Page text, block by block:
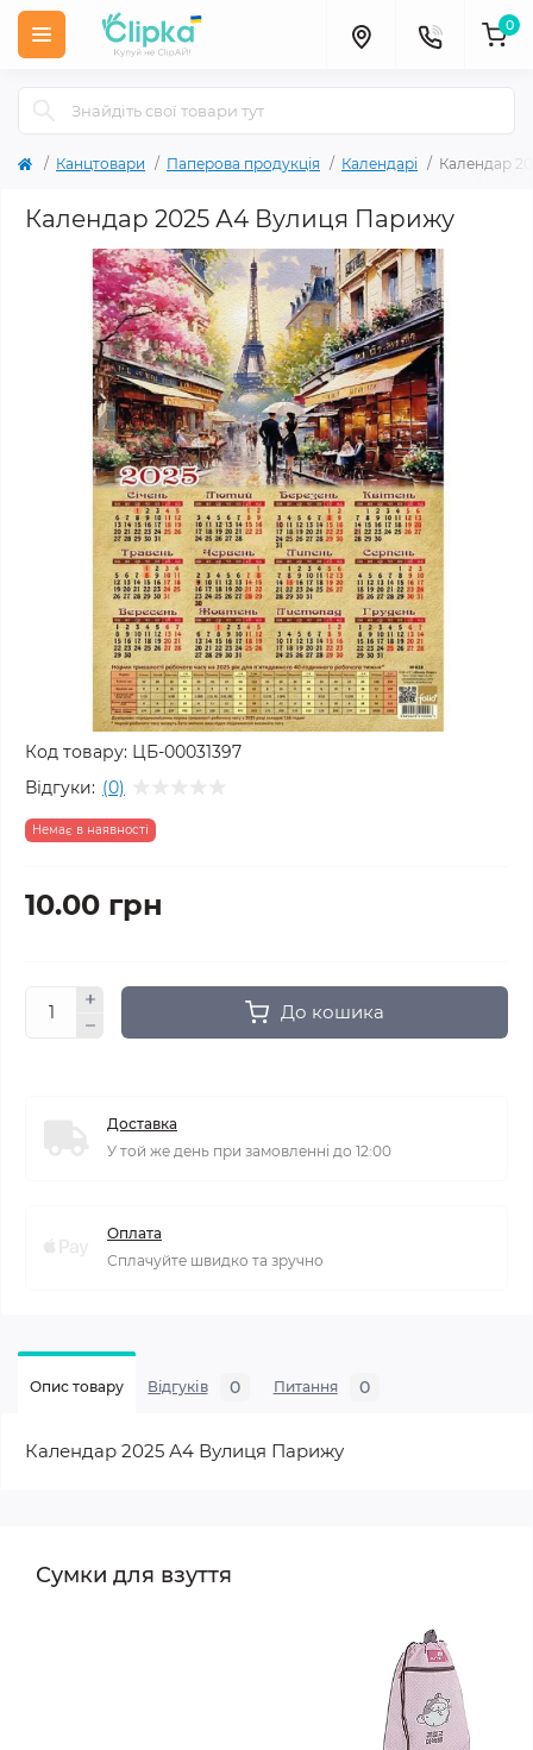
0
Канцтовари Паперова продукція Календарі Календар
Календар 2025 А4 Вулиця Парижу
Код товару: ЦБ-00031397
Відгуки: (0)
Немає в наявності
10.00 грн
До кошика
Доставка
У той же день при замовленні до 12:00
Оплата
Сплачуйте швидко та зручно
Опис товару Відгуків 0 Питання 0
Календар 2025 А4 Вулиця Парижу
Сумки для взуття